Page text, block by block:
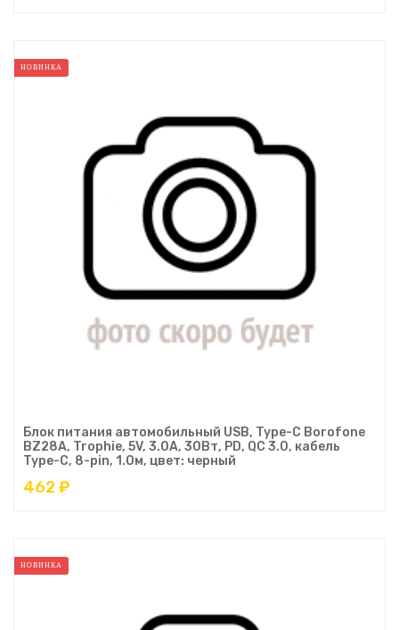
НОВИНКА
Блок питания автомобильный USB, Type-C Borofone
BZ28A, Trophie, 5V, 3.0A, 30Вт, PD, QC 3.0, кабель
Type-C, 8-pin, 1.0м, цвет: черный
462 ₽
НОВИНКА